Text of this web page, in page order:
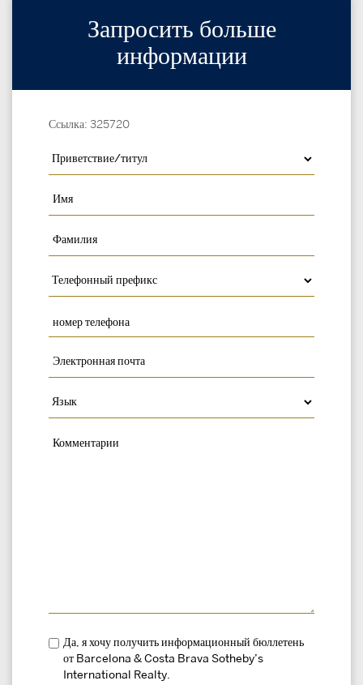
Запросить больше
информации
Ссылка: 325720
Да, я хочу получить информационный бюллетень
от Barcelona & Costa Brava Sotheby’s
International Realty.